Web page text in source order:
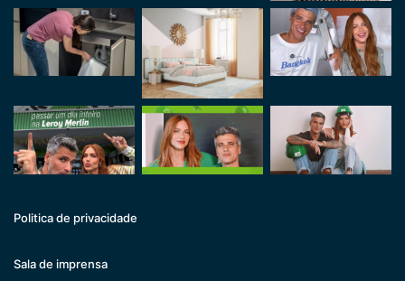
Politica de privacidade
Sala de imprensa